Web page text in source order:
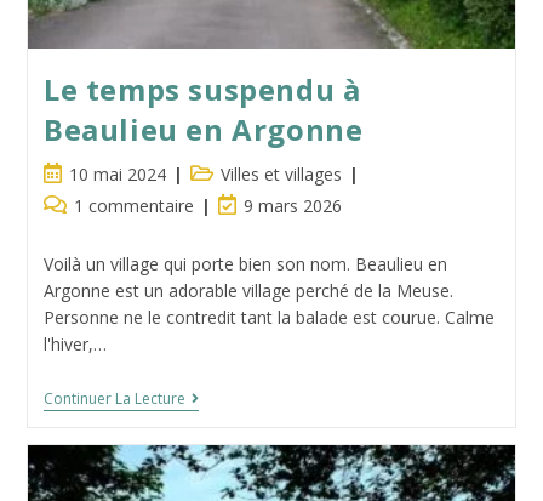
Le temps suspendu à
Beaulieu en Argonne
Publication
publiée :
10 mai 2024
Post
category:
Villes et villages
Commentaires
la
publication :
1 commentaire
Dernière
de
la
publication :
9 mars 2026
Voilà un village qui porte bien son nom. Beaulieu en
Argonne est un adorable village perché de la Meuse.
Personne ne le contredit tant la balade est courue. Calme
l'hiver,…
Continuer La LectureLe
Temps
À
Beaulieu